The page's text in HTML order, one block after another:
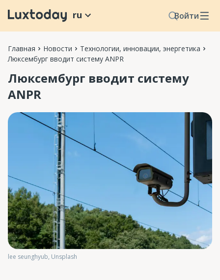
Войти
ru
Главная Новости
Технологии, инновации, энергетика
Люксембург вводит систему ANPR
Люксембург вводит систему
ANPR
lee seunghyub, Unsplash